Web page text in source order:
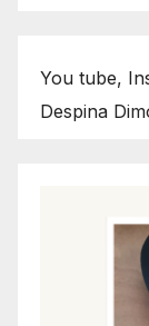
You tube,
Despina